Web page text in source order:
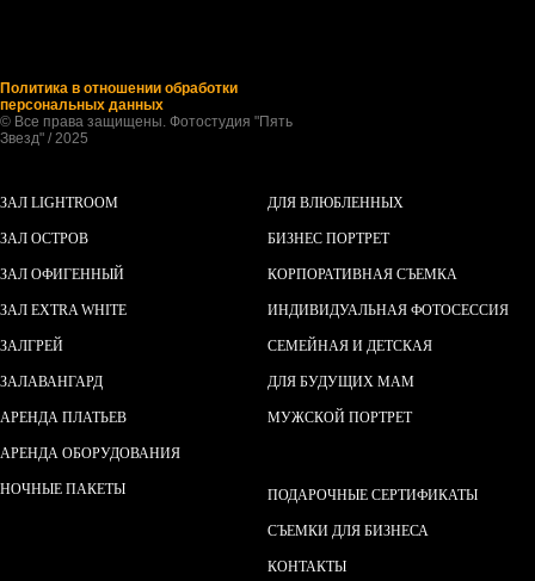
Политика в отношении обработки
персональных данных
© Все права защищены. Фотостудия "Пять
Звезд" / 2025
ЗАЛ LIGHTROOM
ЗАЛ ОСТРОВ
ЗАЛ ОФИГЕННЫЙ
ЗАЛ EXTRA WHITE
ЗАЛГРЕЙ
ЗАЛАВАНГАРД
АРЕНДА ПЛАТЬЕВ
АРЕНДА ОБОРУДОВАНИЯ
НОЧНЫЕ ПАКЕТЫ
ДЛЯ ВЛЮБЛЕННЫХ
БИЗНЕС ПОРТРЕТ
КОРПОРАТИВНАЯ СЪЕМКА
ИНДИВИДУАЛЬНАЯ ФОТОСЕССИЯ
СЕМЕЙНАЯ И ДЕТСКАЯ
ДЛЯ БУДУЩИХ МАМ
МУЖСКОЙ ПОРТРЕТ
ПОДАРОЧНЫЕ СЕРТИФИКАТЫ
СЪЕМКИ ДЛЯ БИЗНЕСА
КОНТАКТЫ